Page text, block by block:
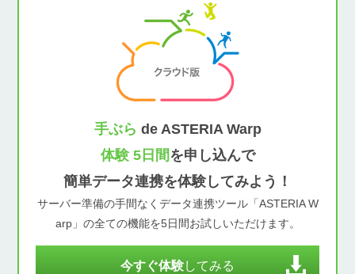
手ぶら de ASTERIA Warp
体験 5日間を申し込んで
簡単データ連携を体験してみよう！
サーバー準備の手間なくデータ連携ツール「ASTERIA W
arp」の全ての機能を5日間お試しいただけます。
今すぐ体験してみる